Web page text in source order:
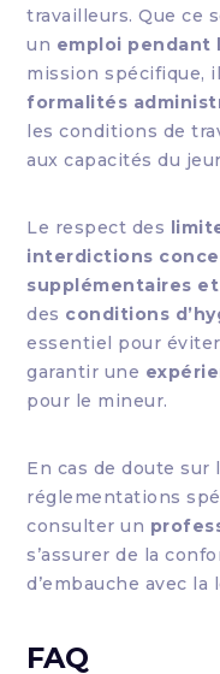
travailleurs. Que ce
un emploi pendant
mission spécifique,
formalités
les conditions de
aux capacités du
Le respect des
interdictions
supplémentaires
des conditions
essentiel pour
garantir une
pour le mineur.
En cas de doute sur
réglementations
consulter un
s’assurer de la
d’embauche avec
FAQ